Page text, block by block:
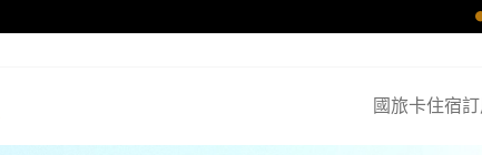
國旅卡住宿